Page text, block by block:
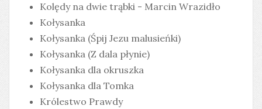
Kolędy na dwie trąbki - Marcin Wrazidło
Kołysanka
Kołysanka (Śpij Jezu malusieńki)
Kołysanka (Z dala płynie)
Kołysanka dla okruszka
Kołysanka dla Tomka
Królestwo Prawdy